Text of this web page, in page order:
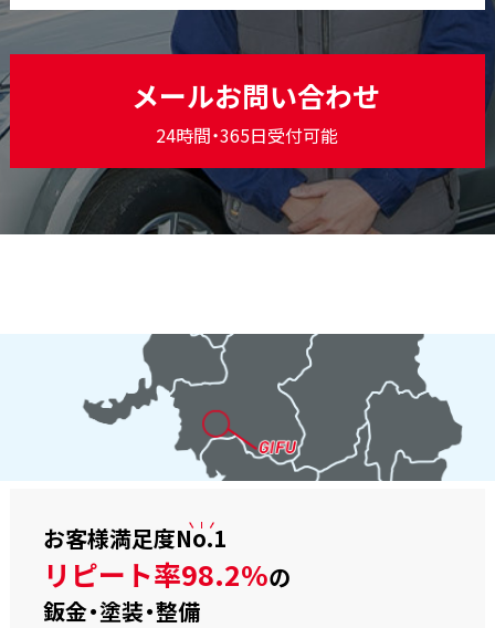
メールお問い合わせ
24時間・365日受付可能
お客様満足度No.1
リピート率98.2%の
鈑金・塗装・整備